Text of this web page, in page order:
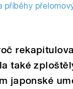
příběhy
také
japonské